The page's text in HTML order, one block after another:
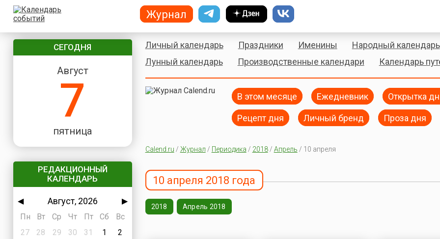
СЕГОДНЯ
Август
7
пятница
РЕДАКЦИОННЫЙ
КАЛЕНДАРЬ
◀ Август, 2026
▶
Пн
Вт Ср Чт Пт Сб
Вс
27
28 29 30 31 1
2
Личный календарь Праздники Именины
Народный календарь
Лунный календарь
Производственные календари Календарь
В этом месяце Ежедневник Открытка
Рецепт дня Личный бренд Проза дня
Calend.ru / Журнал / Периодика / 2018/ Апрель / 10 апреля
10 апреля 2018 года
2018 Апрель 2018
Журнал